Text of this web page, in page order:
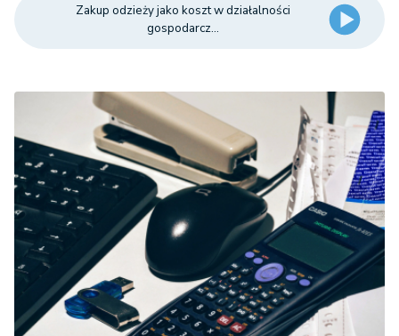
Zakup odzieży jako koszt w działalności
gospodarcz...